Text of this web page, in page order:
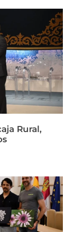
Rural,